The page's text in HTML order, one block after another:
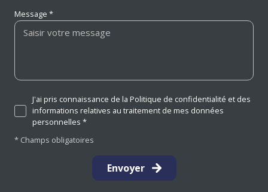
Message *
J'ai pris connaissance de la Politique de confidentialité et des
informations relatives au traitement de mes données
personnelles *
* Champs obligatoires
Envoyer